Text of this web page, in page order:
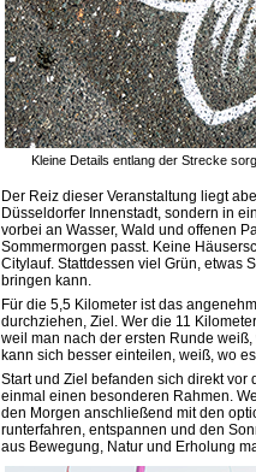
Kleine Details entlang der Strecke
Der Reiz dieser Veranstaltung liegt
Düsseldorfer Innenstadt, sondern in
vorbei an Wasser, Wald und offenen
Sommermorgen passt. Keine
Citylauf. Stattdessen viel Grün, etwas
bringen kann.
Für die 5,5 Kilometer ist das
durchziehen, Ziel. Wer die 11
weil man nach der ersten Runde
kann sich besser einteilen, weiß, wo
Start und Ziel befanden sich direkt vor
einmal einen besonderen Rahmen.
den Morgen anschließend mit den
runterfahren, entspannen und den
aus Bewegung, Natur und Erholung